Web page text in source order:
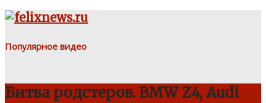
Популярное видео
Битва родстеров. BMW Z4, Audi